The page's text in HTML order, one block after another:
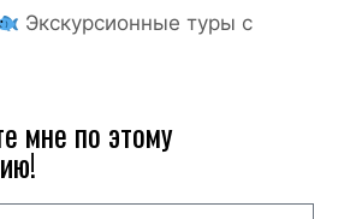
Экскурсионные туры с
мне по этому